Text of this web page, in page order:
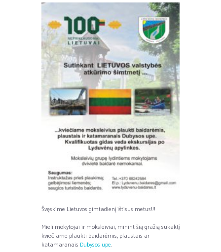
Švęskime Lietuvos gimtadienį ištisus metus!!!
Mieli mokytojai ir moksleiviai, minint šią gražią sukaktį
kviečiame plaukti baidarėmis, plaustais ar
katamaranais Dubysos upe.